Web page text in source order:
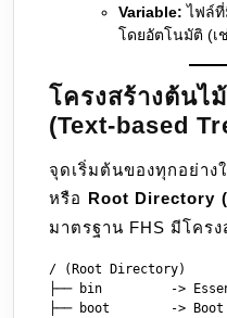
Variable: ไฟล์ที่
โดยอัตโนมัติ (เ
โครงสร้างต้นไ
(Text-based
จุดเริ่มต้นของทุกอย่าง
หรือ Root Directory (
มาตรฐาน FHS มีโครง
/ (Root Directory)
├── bin         ->
├── boot        ->